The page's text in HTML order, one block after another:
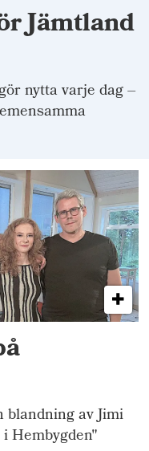
Jämtland
nytta varje dag –
blandning av Jimi
Hembygden"